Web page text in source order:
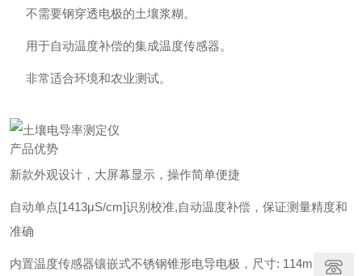
不需要钢穿透电极的土壤浆糊。
用于自动温度补偿的集成温度传感器。
非常适合环境和农业测试。
产品优势
新款外观设计，大屏幕显示，操作简单便捷
自动单点[1413μS/cm]识别校准,自动温度补偿，保证测量精度和
准确
内置温度传感器镶嵌式不锈钢锥形电导电极，尺寸: 114mm